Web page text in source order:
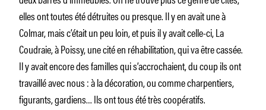
elles ont toutes été détruites ou presque. Il y en avait une à
Colmar, mais c’était un peu loin, et puis il y avait celle-ci, La
Coudraie, à Poissy, une cité en réhabilitation, qui va être cassée.
Il y avait encore des familles qui s’accrochaient, du coup ils ont
travaillé avec nous : à la décoration, ou comme charpentiers,
figurants, gardiens… Ils ont tous été très coopératifs.